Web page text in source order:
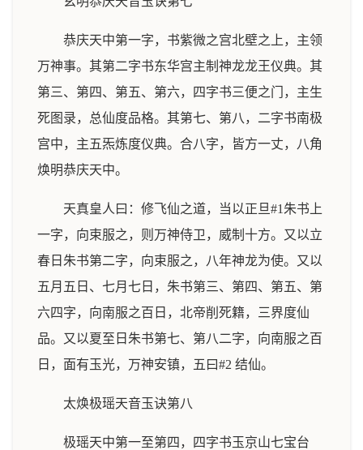
恭庆天中第一字，书紫微之宫北壁之上，主领
万神事。其第二字书东华宫主制神龙龙王仪典。其
第三、第四、第五、第六，四字书三便之门，主生
死图录，总仙度品格。其第七、第八，二字书南极
宫中，主五炁炼度仪典。合八字，皆方一丈，八角
焕明恭庆天中。
天真皇人曰：修飞仙之道，当以正旦#1朱书上
一字，向束服之，则万神侍卫，威制十方。又以立
春日朱书第二字，向束服之，八年神龙为使。又以
五月五日、七月七日，朱书第三、第四、第五、第
六四字，向南服之百日，北帝削死籍，三界度仙
品。又以夏至日朱书第七、第八二字，向南服之百
日，面有玉光，万神安镇，五曰#2 结仙。
太焕极瑶天音玉诀第八
极瑶天中第一至第四，四字书玉京山七宝台